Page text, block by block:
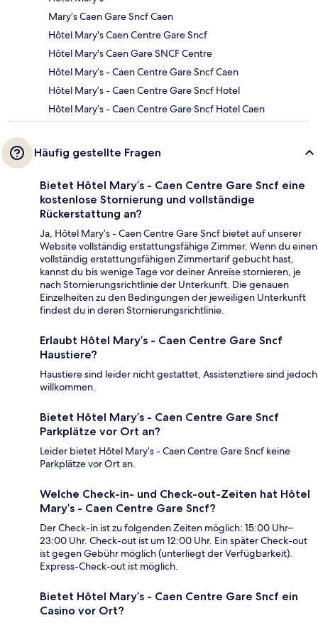
Mary’s Caen Gare Sncf Caen
Hôtel Mary's Caen Centre Gare Sncf
Hôtel Mary's Caen Gare SNCF Centre
Hôtel Mary’s - Caen Centre Gare Sncf Caen
Hôtel Mary’s - Caen Centre Gare Sncf Hotel
Hôtel Mary’s - Caen Centre Gare Sncf Hotel Caen
Häufig gestellte Fragen
Bietet Hôtel Mary’s - Caen Centre Gare Sncf eine
kostenlose Stornierung und vollständige
Rückerstattung an?
Ja, Hôtel Mary’s - Caen Centre Gare Sncf bietet auf unserer
Website vollständig erstattungsfähige Zimmer. Wenn du einen
vollständig erstattungsfähigen Zimmertarif gebucht hast,
kannst du bis wenige Tage vor deiner Anreise stornieren, je
nach Stornierungsrichtlinie der Unterkunft. Die genauen
Einzelheiten zu den Bedingungen der jeweiligen Unterkunft
findest du in deren Stornierungsrichtlinie.
Erlaubt Hôtel Mary’s - Caen Centre Gare Sncf
Haustiere?
Haustiere sind leider nicht gestattet, Assistenztiere sind jedoch
willkommen.
Bietet Hôtel Mary’s - Caen Centre Gare Sncf
Parkplätze vor Ort an?
Leider bietet Hôtel Mary’s - Caen Centre Gare Sncf keine
Parkplätze vor Ort an.
Welche Check-in- und Check-out-Zeiten hat Hôtel
Mary’s - Caen Centre Gare Sncf?
Der Check-in ist zu folgenden Zeiten möglich: 15:00 Uhr–
23:00 Uhr. Check-out ist um 12:00 Uhr. Ein später Check-out
ist gegen Gebühr möglich (unterliegt der Verfügbarkeit).
Express-Check-out ist möglich.
Bietet Hôtel Mary’s - Caen Centre Gare Sncf ein
Casino vor Ort?